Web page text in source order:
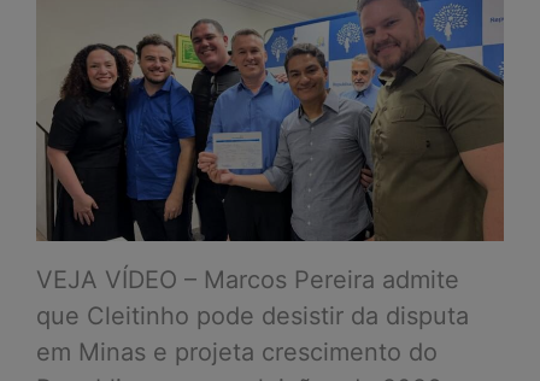
VEJA VÍDEO – Marcos Pereira admite
que Cleitinho pode desistir da disputa
em Minas e projeta crescimento do